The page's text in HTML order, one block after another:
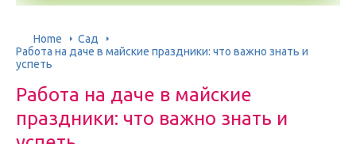
Home
Сад
Работа на даче в майские праздники: что важно знать и
успеть
Работа на даче в майские
праздники: что важно знать и